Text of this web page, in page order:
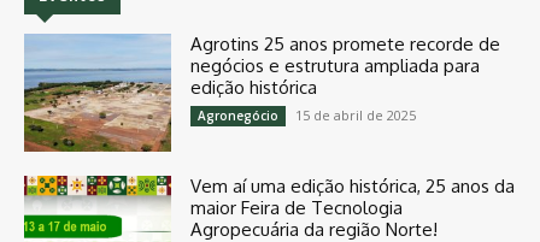
Agrotins 25 anos promete recorde de
negócios e estrutura ampliada para
edição histórica
Agronegócio 15 de abril de 2025
Vem aí uma edição histórica, 25 anos da
maior Feira de Tecnologia
Agropecuária da região Norte!